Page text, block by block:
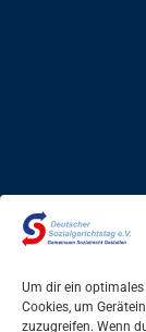
Um dir ein optimales
Cookies, um
zuzugreifen. Wenn